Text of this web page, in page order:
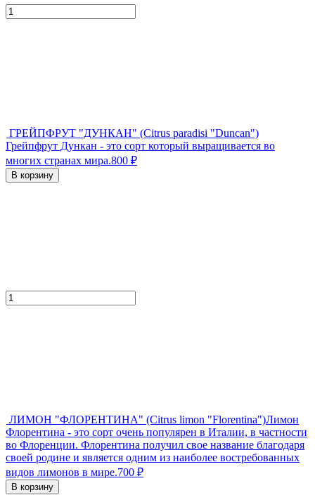
ГРЕЙПФРУТ "ДУНКАН" (Citrus paradisi "Duncan")
Грейпфрут Дункан - это сорт который выращивается во
многих странах мира.800 ₽
В корзину
ЛИМОН "ФЛОРЕНТИНА" (Citrus limon "Florentina")​Лимон
Флорентина - это сорт очень популярен в Италии, в частности
во Флоренции. Флорентина получил свое название благодаря
своей родине и является одним из наиболее востребованных
видов лимонов в мире.700 ₽
В корзину